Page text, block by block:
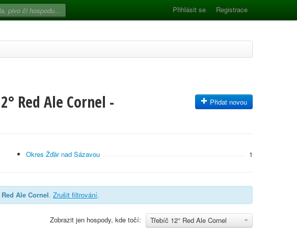
Přihlásit se Registrace
Red Ale Cornel - Přidat novou
Okres Žďár nad Sázavou 1
Ale Cornel. Zrušit filtrování.
Třebíč 12° Red Ale Cornel
Zobrazit jen hospody, kde točí: